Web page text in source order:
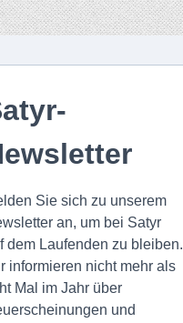
Sie sich zu unserem
an, um bei Satyr
dem Laufenden zu bleiben.
informieren nicht mehr als
Mal im Jahr über
und